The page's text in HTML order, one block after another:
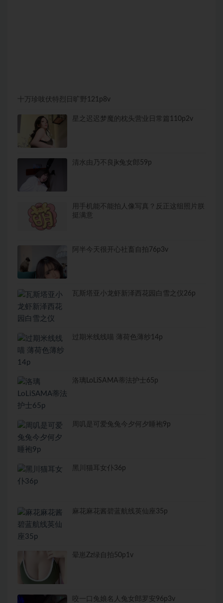
十万珍吱伏特烈日旷野121p8v
星之迟迟梦魔的枕头营业日常篇110p2v
清水由乃不良jk兔女郎59p
用手机能不能拍人像写真？反正这组照片朕
挺满意
阿半今天很开心社畜自拍76p3v
瓦斯塔亚小龙虾新泽西花园白雪之仪26p
过期米线线喵 薄荷色薄纱14p
洛璃LoLiSAMA蒂法护士65p
周叽是可爱兔兔今夕何夕睡袍9p
黑川猫耳女仆36p
麻花麻花酱碧蓝航线英仙座35p
晕崽Zz绿自拍50p1v
咬一口兔娘名人兔女郎罗安96p3v